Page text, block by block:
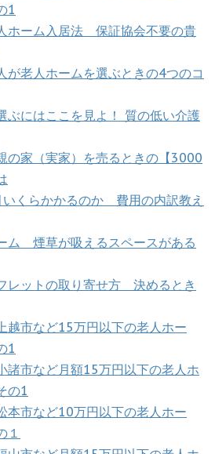
1
ホーム入居法 保証協会不要の貴
が老人ホームを選ぶときの4つのコ
ぶにはここを見よ！ 質の低い介護
の家（実家）を売るときの【3000
くらかかるのか 費用の内訳教え
ム 煙草が吸えるスペースがある
ットの取り寄せ方 決めるとき
越市など15万円以下の老人ホー
1
諸市など月額15万円以下の老人ホ
の1
本市など10万円以下の老人ホー